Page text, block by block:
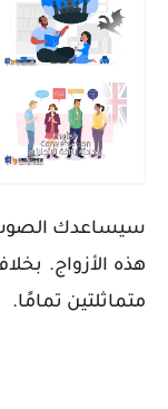
سيساعدك الصوت
متماثلتين تمامًا.